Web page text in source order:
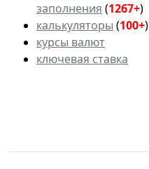
заполнения (1267+)
калькуляторы (100+)
курсы валют
ключевая ставка